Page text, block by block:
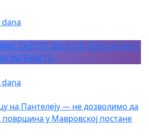
ZAŠTITE DECE OD SEKSUALNOG
INTERNETU
на Пантелеју — не дозволимо да
у Мавровској постане